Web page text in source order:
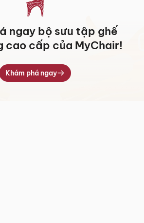
ngay bộ sưu tập ghế
cao cấp của MyChair!
Khám phá ngay